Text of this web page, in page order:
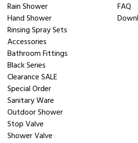
Rain Shower
Hand Shower
Rinsing Spray Sets
Accessories
Bathroom Fittings
Black Series
Clearance SALE
Special Order
Sanitary Ware
Outdoor Shower
Stop Valve
Shower Valve
FAQ